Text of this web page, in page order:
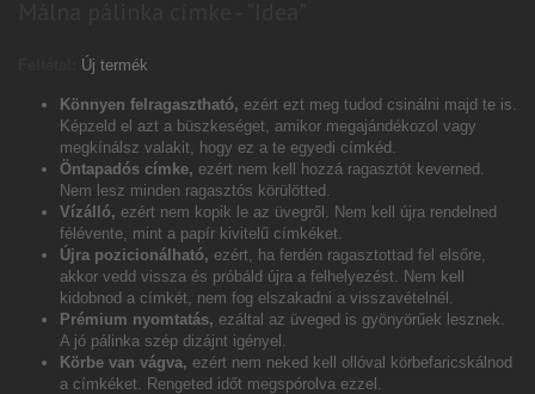
Új termék
Könnyen felragasztható, ezért ezt meg tudod csinálni majd te is.
Képzeld el azt a büszkeséget, amikor megajándékozol vagy
megkínálsz valakit, hogy ez a te egyedi címkéd.
Öntapadós címke, ezért nem kell hozzá ragasztót keverned.
Nem lesz minden ragasztós körülötted.
Vízálló, ezért nem kopik le az üvegről. Nem kell újra rendelned
félévente, mint a papír kivitelű címkéket.
Újra pozicionálható, ezért, ha ferdén ragasztottad fel elsőre,
akkor vedd vissza és próbáld újra a felhelyezést. Nem kell
kidobnod a címkét, nem fog elszakadni a visszavételnél.
Prémium nyomtatás, ezáltal az üveged is gyönyörűek lesznek.
A jó pálinka szép dizájnt igényel.
Körbe van vágva, ezért nem neked kell ollóval körbefaricskálnod
a címkéket. Rengeted időt megspórolva ezzel.